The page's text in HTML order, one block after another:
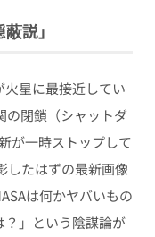
説」
火星に最接近してい
の閉鎖（シャットダ
が一時ストップして
したはずの最新画像
は何かヤバいもの
」という陰謀論が